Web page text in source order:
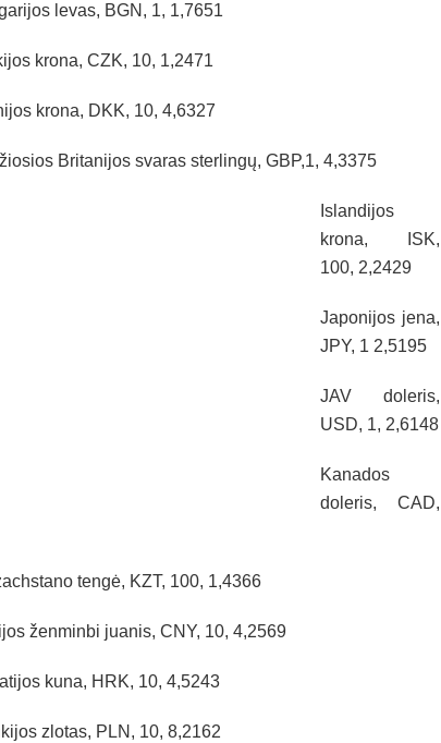
levas, BGN, 1, 1,7651
krona, CZK, 10, 1,2471
krona, DKK, 10, 4,6327
Britanijos svaras sterlingų, GBP,1, 4,3375
Islandijos
krona, ISK,
100, 2,2429
Japonijos jena,
JPY, 1 2,5195
JAV doleris,
USD, 1, 2,6148
Kanados
doleris, CAD,
tengė, KZT, 100, 1,4366
ženminbi juanis, CNY, 10, 4,2569
kuna, HRK, 10, 4,5243
zlotas, PLN, 10, 8,2162